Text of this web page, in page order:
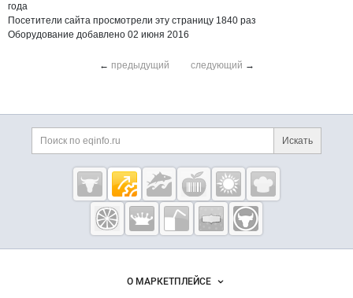
года
Посетители сайта просмотрели эту страницу 1840 раз
Оборудование добавлено 02 июня 2016
← предыдущий следующий →
Дополнительная информация
Поиск по сайту и
Искать
Cсылки на полезные проекты
Eqinfo.ru —
пищевое
оборудование
и упаковка
Важные разделы и контакты
Навигация по сайтуО МАРКЕТПЛЕЙСЕ